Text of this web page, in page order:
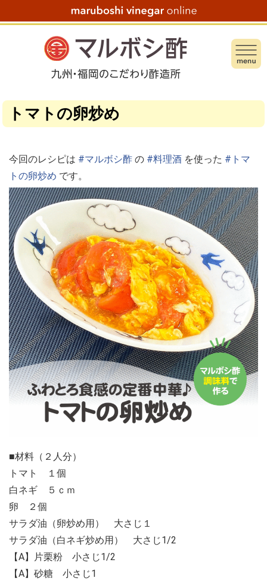
トマトの卵炒め
今回のレシピは #マルボシ酢 の #料理酒 を使った #トマ
トの卵炒め です。
■材料（２人分）
トマト １個
白ネギ ５ｃｍ
卵 ２個
サラダ油（卵炒め用） 大さじ１
サラダ油（白ネギ炒め用） 大さじ1/2
【A】片栗粉 小さじ1/2
【A】砂糖 小さじ1